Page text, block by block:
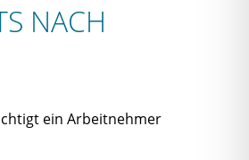
NACH
ein Arbeitnehmer